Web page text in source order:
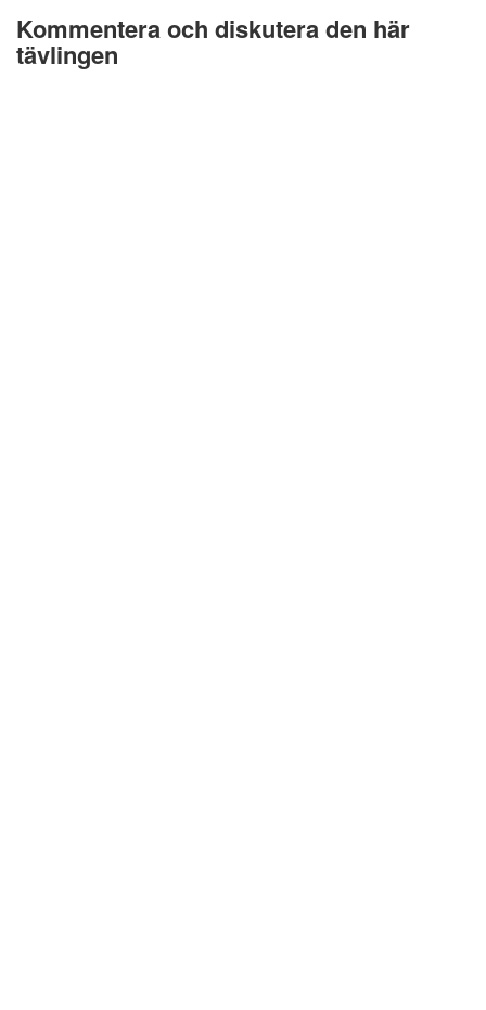
Kommentera och diskutera den här
tävlingen